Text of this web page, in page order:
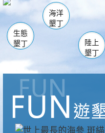
海生館
恆春
龍鑾潭自然中心
瓊麻館
關山
白砂
生態
墾丁
海洋
墾丁
陸上
墾丁